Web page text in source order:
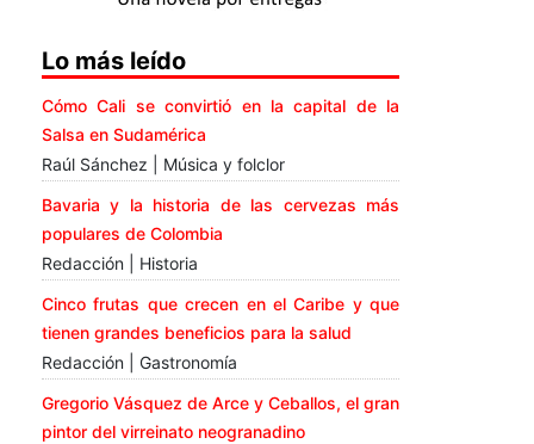
Lo más leído
Cómo Cali se convirtió en la capital de la
Salsa en Sudamérica
Raúl Sánchez | Música y folclor
Bavaria y la historia de las cervezas más
populares de Colombia
Redacción | Historia
Cinco frutas que crecen en el Caribe y que
tienen grandes beneficios para la salud
Redacción | Gastronomía
Gregorio Vásquez de Arce y Ceballos, el gran
pintor del virreinato neogranadino